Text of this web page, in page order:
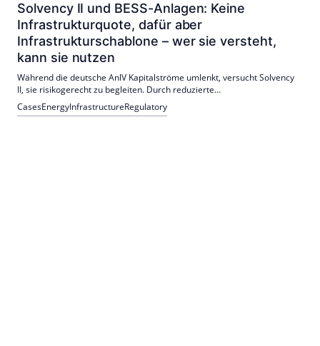
Solvency II und BESS-Anlagen: Keine
Infrastrukturquote, dafür aber
Infrastrukturschablone – wer sie versteht,
kann sie nutzen
Während die deutsche AnlV Kapitalströme umlenkt, versucht Solvency
II, sie risikogerecht zu begleiten. Durch reduzierte
Eigenmittelanforderungen soll Kapital insbesondere für Infrastruktur
geöffnet werden – Stichwort: qualifizierte Infrastruktur.
CasesEnergyInfrastructureRegulatory